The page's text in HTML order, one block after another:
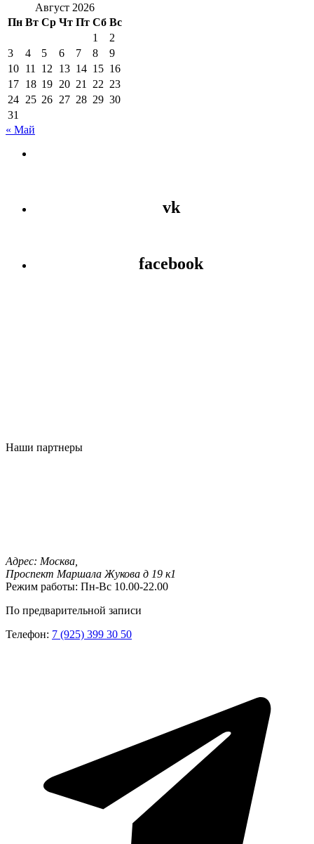
Август 2026
Пн Вт Ср Чт Пт Сб Вс
1
2
3
4 5 6 7 8
9
10 11 12 13 14 15 16
17 18 19 20 21 22 23
24 25 26 27 28 29 30
31
« Май
vk
facebook
Наши партнеры
Адрес: Москва,
Проспект Маршала Жукова д 19 к1
Режим работы: Пн-Вс 10.00-22.00
По предварительной записи
Телефон: 7 (925) 399 30 50